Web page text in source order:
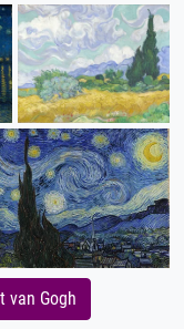
van Gogh